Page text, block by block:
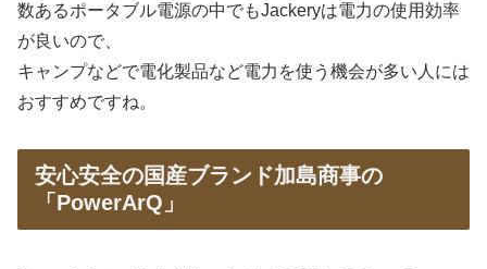
数あるポータブル電源の中でもJackeryは電力の使用効率
が良いので、
キャンプなどで電化製品など電力を使う機会が多い人には
おすすめですね。
安心安全の国産ブランド加島商事の
「PowerArQ」